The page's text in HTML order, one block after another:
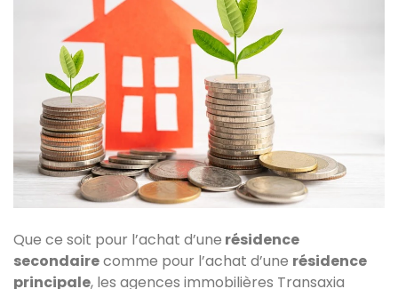
Que ce soit pour l’achat d’une résidence
secondairecomme pour l’achat d’une résidence
principale, les agences immobilières Transaxia